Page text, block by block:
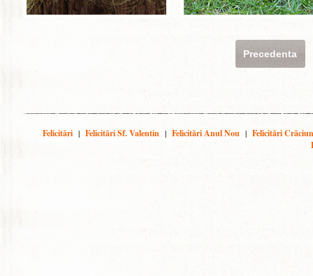
Precedenta
Felicitări | Felicitări Sf. Valentin | Felicitări Anul Nou | Felicitări